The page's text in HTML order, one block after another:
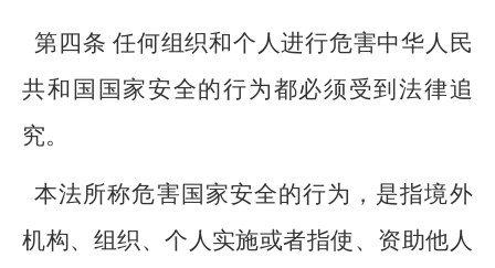
第四条 任何组织和个人进行危害中华人民
共和国国家安全的行为都必须受到法律追
究。
本法所称危害国家安全的行为，是指境外
机构、组织、个人实施或者指使、资助他人